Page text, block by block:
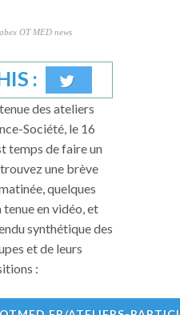
OT MED news
:
des ateliers
Société, le 16
temps de faire un
une brève
quelques
en vidéo, et
synthétique des
et de leurs
: